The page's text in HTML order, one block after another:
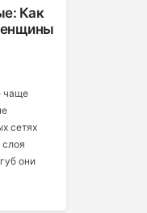
Как
чаще
сетях
они